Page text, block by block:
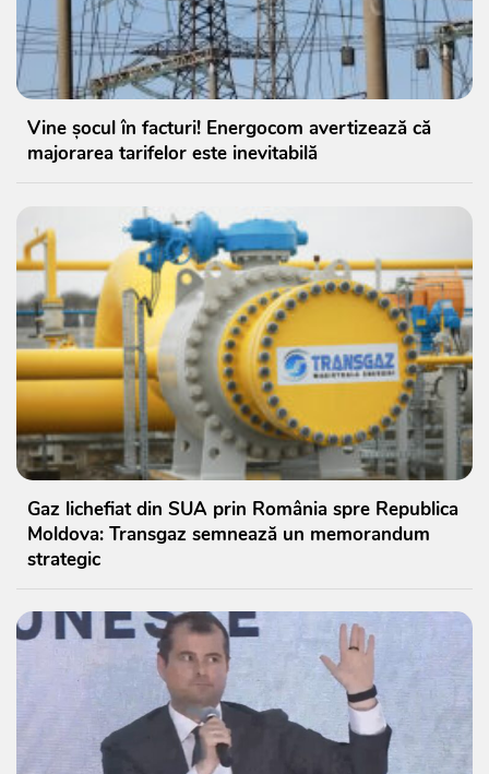
Vine șocul în facturi! Energocom avertizează că
majorarea tarifelor este inevitabilă
Gaz lichefiat din SUA prin România spre Republica
Moldova: Transgaz semnează un memorandum
strategic